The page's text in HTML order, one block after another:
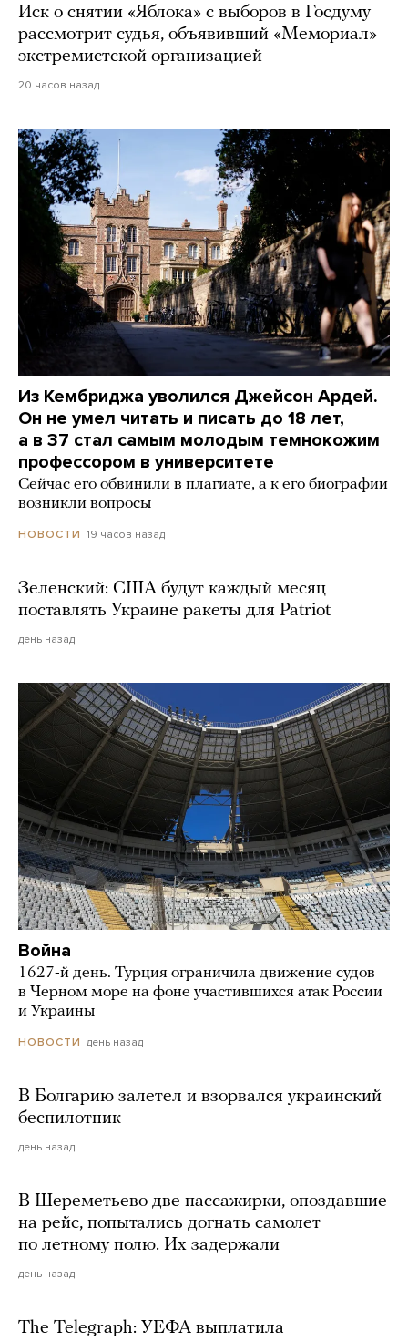
Иск о снятии «Яблока» с выборов в Госдуму
рассмотрит судья, объявивший «Мемориал»
экстремистской организацией
20 часов назад
Из Кембриджа уволился Джейсон Ардей.
Он не умел читать и писать до 18 лет,
а в 37 стал самым молодым темнокожим
профессором в университете
Сейчас его обвинили в плагиате, а к его биографии
возникли вопросы
НОВОСТИ 19 часов назад
Зеленский: США будут каждый месяц
поставлять Украине ракеты для Patriot
день назад
Война
1627-й день. Турция ограничила движение судов
в Черном море на фоне участившихся атак России
и Украины
НОВОСТИ день назад
В Болгарию залетел и взорвался украинский
беспилотник
день назад
В Шереметьево две пассажирки, опоздавшие
на рейс, попытались догнать самолет
по летному полю. Их задержали
день назад
The Telegraph: УЕФА выплатила